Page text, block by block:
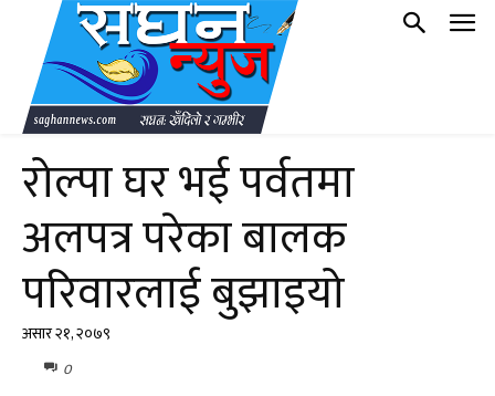
रोल्पा घर भई पर्वतमा
अलपत्र परेका बालक
परिवारलाई बुझाइयो
असार २१, २०७९
0